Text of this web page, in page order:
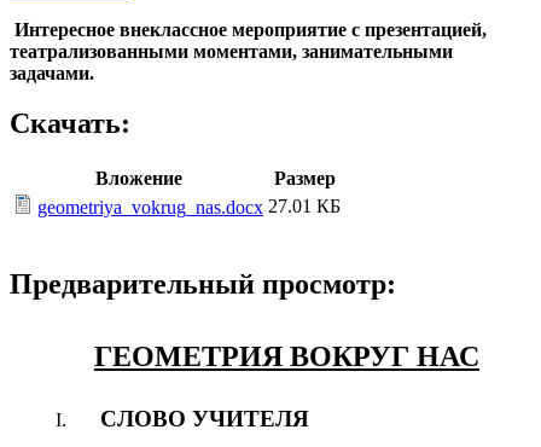
Интересное внеклассное мероприятие с презентацией,
театрализованными моментами, занимательными
задачами.
Скачать:
Вложение
Размер
geometriya_vokrug_nas.docx 27.01 КБ
Предварительный просмотр:
ГЕОМЕТРИЯ ВОКРУГ НАС
СЛОВО УЧИТЕЛЯ